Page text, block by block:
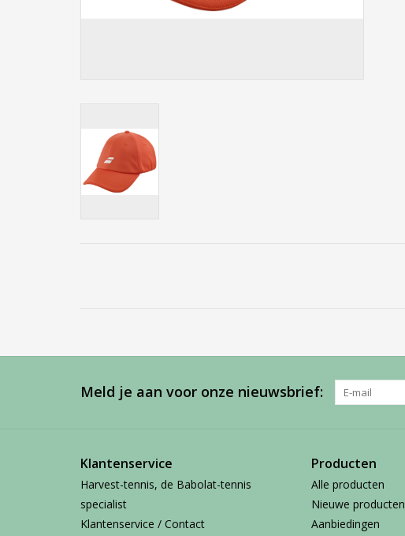
Meld je aan voor onze nieuwsbrief:
Klantenservice
Harvest-tennis, de Babolat-tennis
specialist
Klantenservice / Contact
Producten
Alle producten
Nieuwe producten
Aanbiedingen